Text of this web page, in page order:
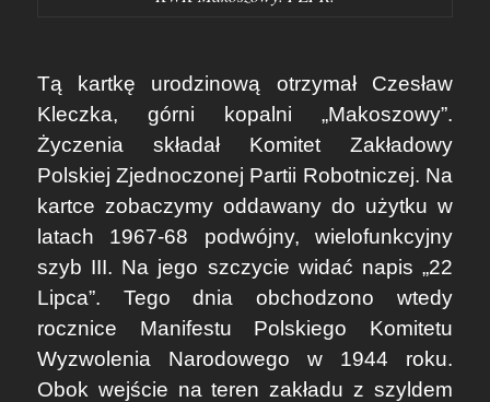
Tą kartkę urodzinową otrzymał Czesław
Kleczka, górni kopalni „Makoszowy”.
Życzenia składał Komitet Zakładowy
Polskiej Zjednoczonej Partii Robotniczej. Na
kartce zobaczymy oddawany do użytku w
latach 1967-68 podwójny, wielofunkcyjny
szyb III. Na jego szczycie widać napis „22
Lipca”. Tego dnia obchodzono wtedy
rocznice Manifestu Polskiego Komitetu
Wyzwolenia Narodowego w 1944 roku.
Obok wejście na teren zakładu z szyldem